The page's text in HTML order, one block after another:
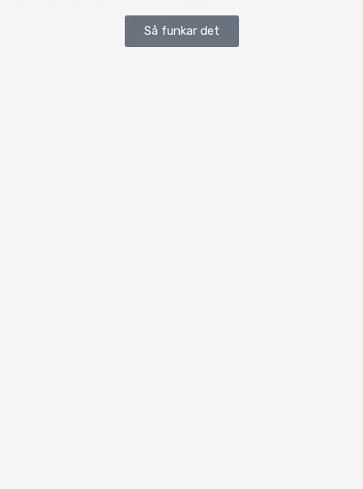
Så funkar det